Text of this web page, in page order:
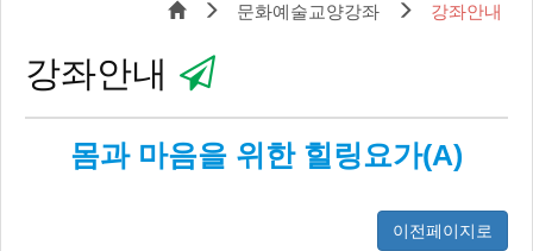
문화예술교양강좌 강좌안내
강좌안내
몸과 마음을 위한 힐링요가(A)
이전페이지로